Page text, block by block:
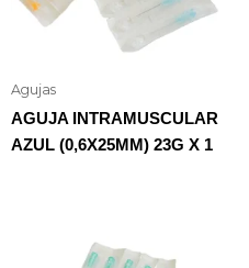
Agujas
AGUJA INTRAMUSCULAR
AZUL (0,6X25MM) 23G X 1